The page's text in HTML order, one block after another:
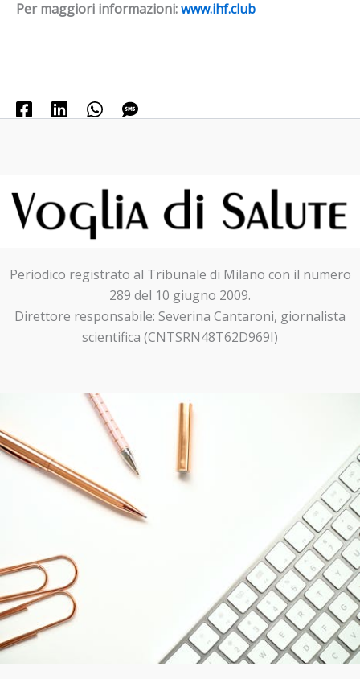
Per maggiori informazioni:www.ihf.club
Periodico registrato al Tribunale di Milano con il numero
289 del 10 giugno 2009.
Direttore responsabile: Severina Cantaroni, giornalista
scientifica (CNTSRN48T62D969I)